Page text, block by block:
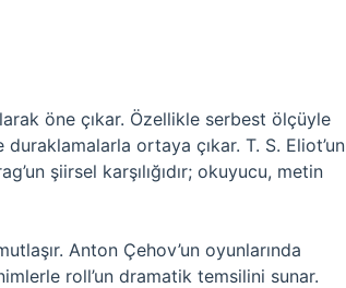
öne çıkar. Özellikle serbest ölçüyle
ortaya çıkar. T. S. Eliot’un
şiirsel karşılığıdır; okuyucu, metin
Anton Çehov’un oyunlarında
roll’un dramatik temsilini sunar.